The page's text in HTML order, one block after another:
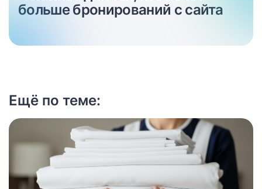
больше бронирований с сайта
Ещё по теме: